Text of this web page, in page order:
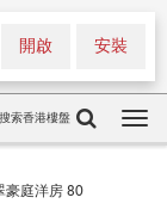
安裝
開啟
搜索香港樓盤
豪庭洋房 80